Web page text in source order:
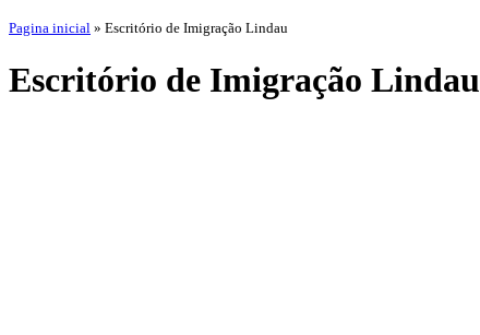
Pagina inicial » Escritório de Imigração Lindau
Escritório de Imigração Lindau